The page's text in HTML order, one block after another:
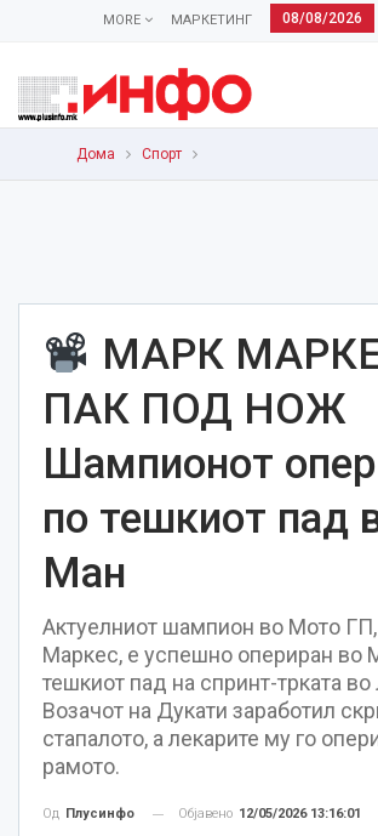
08/08/2026
МАРКЕТИНГ
MORE
Дома Спорт
МАРК
ПАК ПОД НОЖ
Шампионот
по тешкиот пад
Ман
Актуелниот шампион во Мото
Маркес, е успешно опериран во
тешкиот пад на спринт-трката
Возачот на Дукати заработил
стапалото, а лекарите му го
рамото.
Од Плусинфо Објавено 12/05/2026 13:16:01